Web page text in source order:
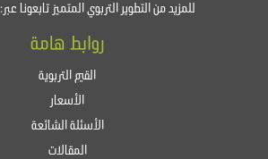
للمزيد من التطوير التربوي المتميز تابعونا عبر:
روابط هامة
القيم التربوية
الأسعار
الأسئلة الشائعة
المقالات